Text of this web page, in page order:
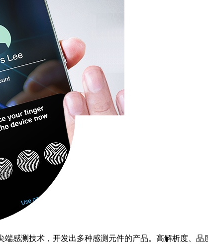
端感测技术，开发出多种感测元件的产品。高解析度、